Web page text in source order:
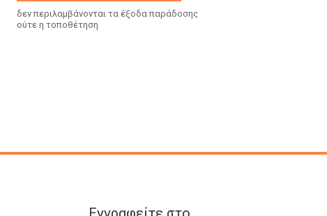
δεν περιλαμβάνονται τα έξοδα παράδοσης
ούτε η τοποθέτηση